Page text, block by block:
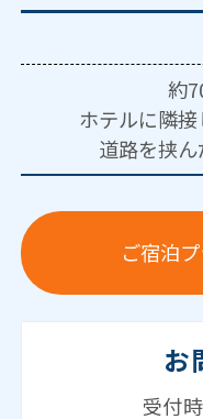
約
ホテルに隣
道路を挟
ご宿泊
お
受付